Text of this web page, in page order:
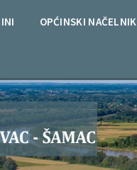
OPĆINSKI NAČELNIK